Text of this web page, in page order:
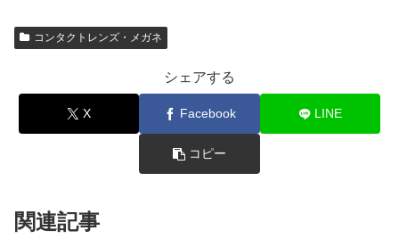
コンタクトレンズ・メガネ
シェアする
X Facebook LINE
コピー
関連記事